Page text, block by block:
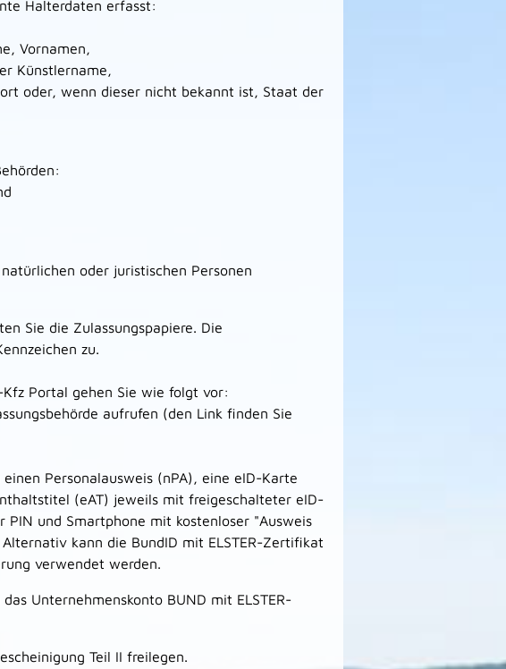
Halterdaten erfasst:
Vornamen,
Künstlername,
oder, wenn dieser nicht bekannt ist, Staat der
oder juristischen Personen
Sie die Zulassungspapiere. Die
zu.
Portal gehen Sie wie folgt vor:
aufrufen (den Link finden Sie
Personalausweis (nPA), eine eID-Karte
(eAT) jeweils mit freigeschalteter eID-
PIN und Smartphone mit kostenloser"Ausweis
Alternativ kann die BundID mit ELSTER-Zertifikat
verwendet werden.
Unternehmenskonto BUND mit ELSTER-
Teil II freilegen.